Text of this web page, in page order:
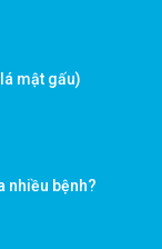
mật gấu)
nhiều bệnh?